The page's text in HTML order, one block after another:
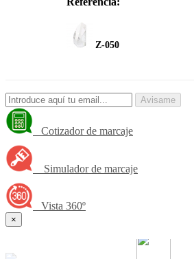
Z-050
Avisame
Cotizador de marcaje
Simulador de marcaje
Vista 360º
×